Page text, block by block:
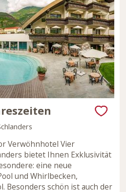
Verwöhnhotel Vier
bietet Ihnen Exklusivität
eine neue
und Whirlbecken,
Besonders schön ist auch der